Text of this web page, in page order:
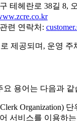
테헤란로 38길 8,
련 연락처:
제공되며, 운영
용어는 다음과 같
Organization)
서비스를 이용하